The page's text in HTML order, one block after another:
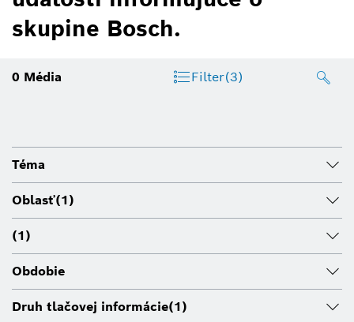
skupine Bosch.
0 Média Filter(3)
Téma
Oblasť(1)
(1)
Obdobie
Druh tlačovej informácie(1)